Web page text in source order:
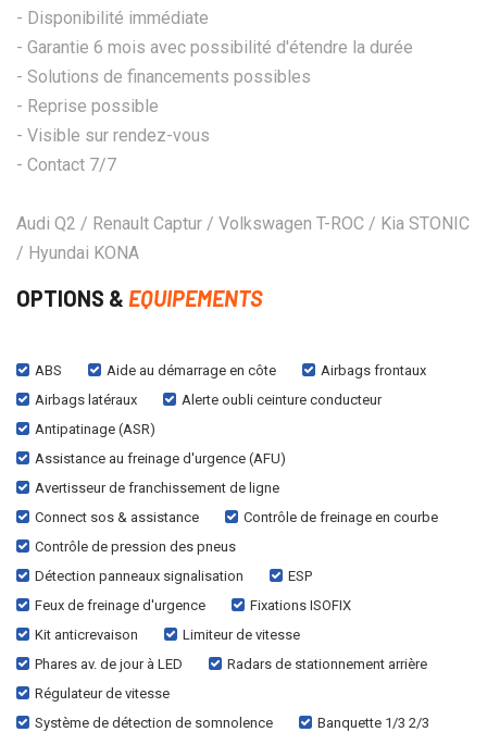
- Disponibilité immédiate
- Garantie 6 mois avec possibilité d'étendre la durée
- Solutions de financements possibles
- Reprise possible
- Visible sur rendez-vous
- Contact 7/7
Audi Q2 / Renault Captur / Volkswagen T-ROC / Kia STONIC
/ Hyundai KONA
OPTIONS & EQUIPEMENTS
ABS Aide au démarrage en côte
Airbags frontaux
Airbags latéraux
Alerte oubli ceinture conducteur
Antipatinage (ASR)
Assistance au freinage d'urgence (AFU)
Avertisseur de franchissement de ligne
Connect sos & assistance
Contrôle de freinage en courbe
Contrôle de pression des pneus
Détection panneaux signalisation
ESP
Feux de freinage d'urgence
Fixations ISOFIX
Kit anticrevaison
Limiteur de vitesse
Phares av. de jour à LED
Radars de stationnement arrière
Régulateur de vitesse
Système de détection de somnolence
Banquette 1/3 2/3